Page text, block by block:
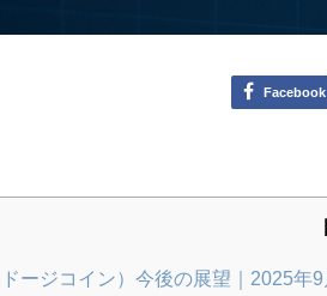
Facebook
ージコイン）今後の展望｜2025年